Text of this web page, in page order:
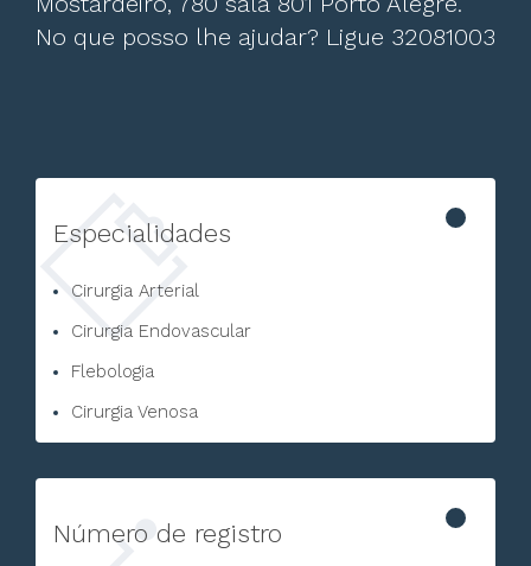
No que posso lhe ajudar? Ligue 32081003
Especialidades
Cirurgia Arterial
Cirurgia Endovascular
Flebologia
Cirurgia Venosa
Número de registro